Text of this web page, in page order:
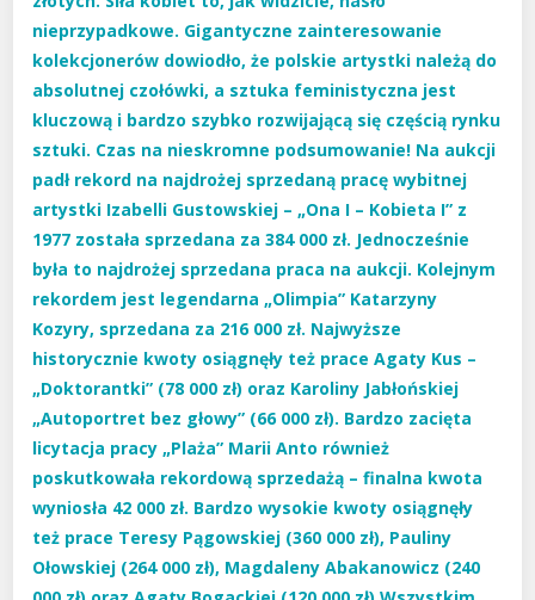
nieprzypadkowe. Gigantyczne zainteresowanie
kolekcjonerów dowiodło, że polskie artystki należą do
absolutnej czołówki, a sztuka feministyczna jest
kluczową i bardzo szybko rozwijającą się częścią rynku
sztuki. Czas na nieskromne podsumowanie! Na aukcji
padł rekord na najdrożej sprzedaną pracę wybitnej
artystki Izabelli Gustowskiej – „Ona I – Kobieta I” z
1977 została sprzedana za 384 000 zł. Jednocześnie
była to najdrożej sprzedana praca na aukcji. Kolejnym
rekordem jest legendarna „Olimpia” Katarzyny
Kozyry, sprzedana za 216 000 zł. Najwyższe
historycznie kwoty osiągnęły też prace Agaty Kus –
„Doktorantki” (78 000 zł) oraz Karoliny Jabłońskiej
„Autoportret bez głowy” (66 000 zł). Bardzo zacięta
licytacja pracy „Plaża” Marii Anto również
poskutkowała rekordową sprzedażą – finalna kwota
wyniosła 42 000 zł. Bardzo wysokie kwoty osiągnęły
też prace Teresy Pągowskiej (360 000 zł), Pauliny
Ołowskiej (264 000 zł), Magdaleny Abakanowicz (240